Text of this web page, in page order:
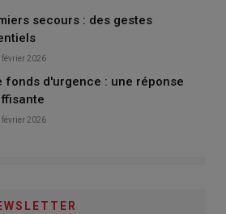
secours : des gestes
février 2026
fonds d'urgence : une réponse
février 2026